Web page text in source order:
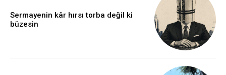
Sermayenin kâr hırsı torba değil ki
büzesin